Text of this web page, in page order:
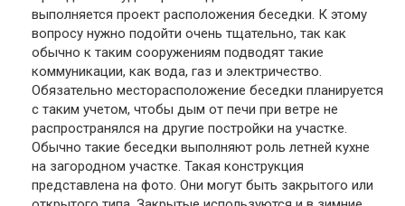
выполняется проект расположения беседки. К этому
вопросу нужно подойти очень тщательно, так как
обычно к таким сооружениям подводят такие
коммуникации, как вода, газ и электричество.
Обязательно месторасположение беседки планируется
с таким учетом, чтобы дым от печи при ветре не
распространялся на другие постройки на участке.
Обычно такие беседки выполняют роль летней кухне
на загородном участке. Такая конструкция
представлена на фото. Они могут быть закрытого или